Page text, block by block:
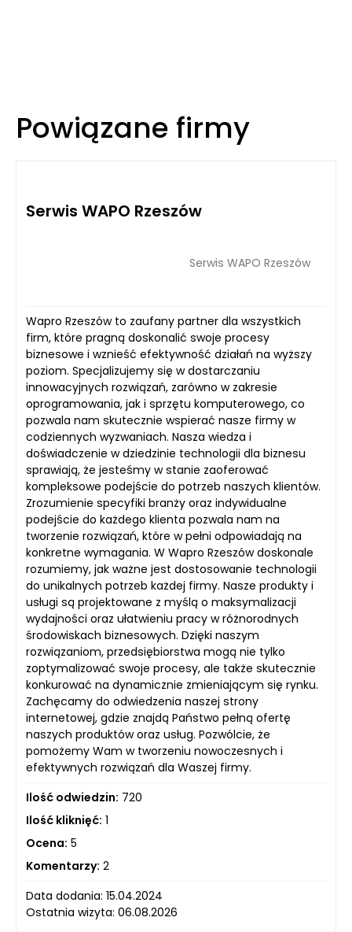
Powiązane firmy
Serwis WAPO Rzeszów
Serwis WAPO Rzeszów
Wapro Rzeszów to zaufany partner dla wszystkich
firm, które pragną doskonalić swoje procesy
biznesowe i wznieść efektywność działań na wyższy
poziom. Specjalizujemy się w dostarczaniu
innowacyjnych rozwiązań, zarówno w zakresie
oprogramowania, jak i sprzętu komputerowego, co
pozwala nam skutecznie wspierać nasze firmy w
codziennych wyzwaniach. Nasza wiedza i
doświadczenie w dziedzinie technologii dla biznesu
sprawiają, że jesteśmy w stanie zaoferować
kompleksowe podejście do potrzeb naszych klientów.
Zrozumienie specyfiki branży oraz indywidualne
podejście do każdego klienta pozwala nam na
tworzenie rozwiązań, które w pełni odpowiadają na
konkretne wymagania. W Wapro Rzeszów doskonale
rozumiemy, jak ważne jest dostosowanie technologii
do unikalnych potrzeb każdej firmy. Nasze produkty i
usługi są projektowane z myślą o maksymalizacji
wydajności oraz ułatwieniu pracy w różnorodnych
środowiskach biznesowych. Dzięki naszym
rozwiązaniom, przedsiębiorstwa mogą nie tylko
zoptymalizować swoje procesy, ale także skutecznie
konkurować na dynamicznie zmieniającym się rynku.
Zachęcamy do odwiedzenia naszej strony
internetowej, gdzie znajdą Państwo pełną ofertę
naszych produktów oraz usług. Pozwólcie, że
pomożemy Wam w tworzeniu nowoczesnych i
efektywnych rozwiązań dla Waszej firmy.
Ilość odwiedzin: 720
Ilość kliknięć: 1
Ocena: 5
Komentarzy: 2
Data dodania: 15.04.2024
Ostatnia wizyta: 06.08.2026